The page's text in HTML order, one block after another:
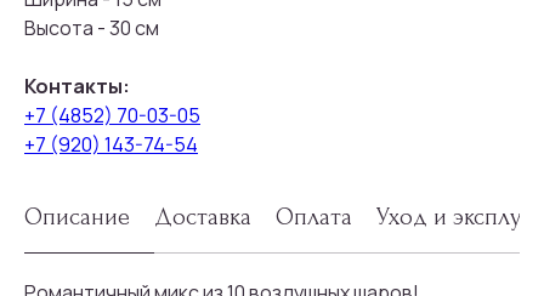
Высота - 30 см
Контакты:
+7 (4852) 70-03-05
+7 (920) 143-74-54
Описание Доставка Оплата Уход и